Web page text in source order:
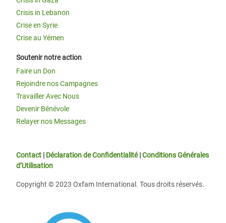
Crisis in Lebanon
Crise en Syrie
Crise au Yémen
Soutenir notre action
Faire un Don
Rejoindre nos Campagnes
Travailler Avec Nous
Devenir Bénévole
Relayer nos Messages
Contact | Déclaration de Confidentialité|Conditions Générales
d’Utilisation
Copyright © 2023 Oxfam International. Tous droits réservés.